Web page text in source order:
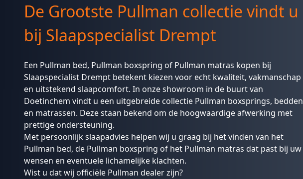
De Grootste Pullman collectie vindt u
bij Slaapspecialist Drempt
Een Pullman bed, Pullman boxspring of Pullman matras kopen bij
Slaapspecialist Drempt betekent kiezen voor echt kwaliteit, vakmanschap
en uitstekend slaapcomfort. In onze showroom in de buurt van
Doetinchem vindt u een uitgebreide collectie Pullman boxsprings, bedden
en matrassen. Deze staan bekend om de hoogwaardige afwerking met
prettige ondersteuning.
Met persoonlijk slaapadvies helpen wij u graag bij het vinden van het
Pullman bed, de Pullman boxspring of het Pullman matras dat past bij uw
wensen en eventuele lichamelijke klachten.
Wist u dat wij officiële Pullman dealerzijn?